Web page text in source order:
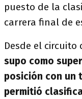
puesto de la
carrera final
Desde el circuito
supo como
posición con un
permitió